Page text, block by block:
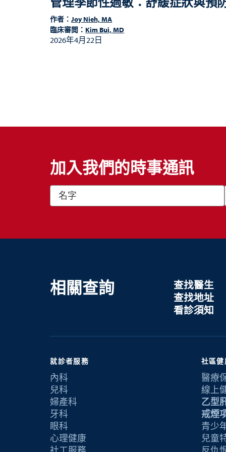
作者：Joy Nieh, MA
臨床審閲： Kim Bui, MD
2026年4月22日
加入我們的時事通訊
相關查詢
查找醫生
查找地址
看診須知
就診者服務
內科
兒科
婦產科
牙科
眼科
心理健康
社區健
醫療
線上
乙型
戒煙
青少
兒童